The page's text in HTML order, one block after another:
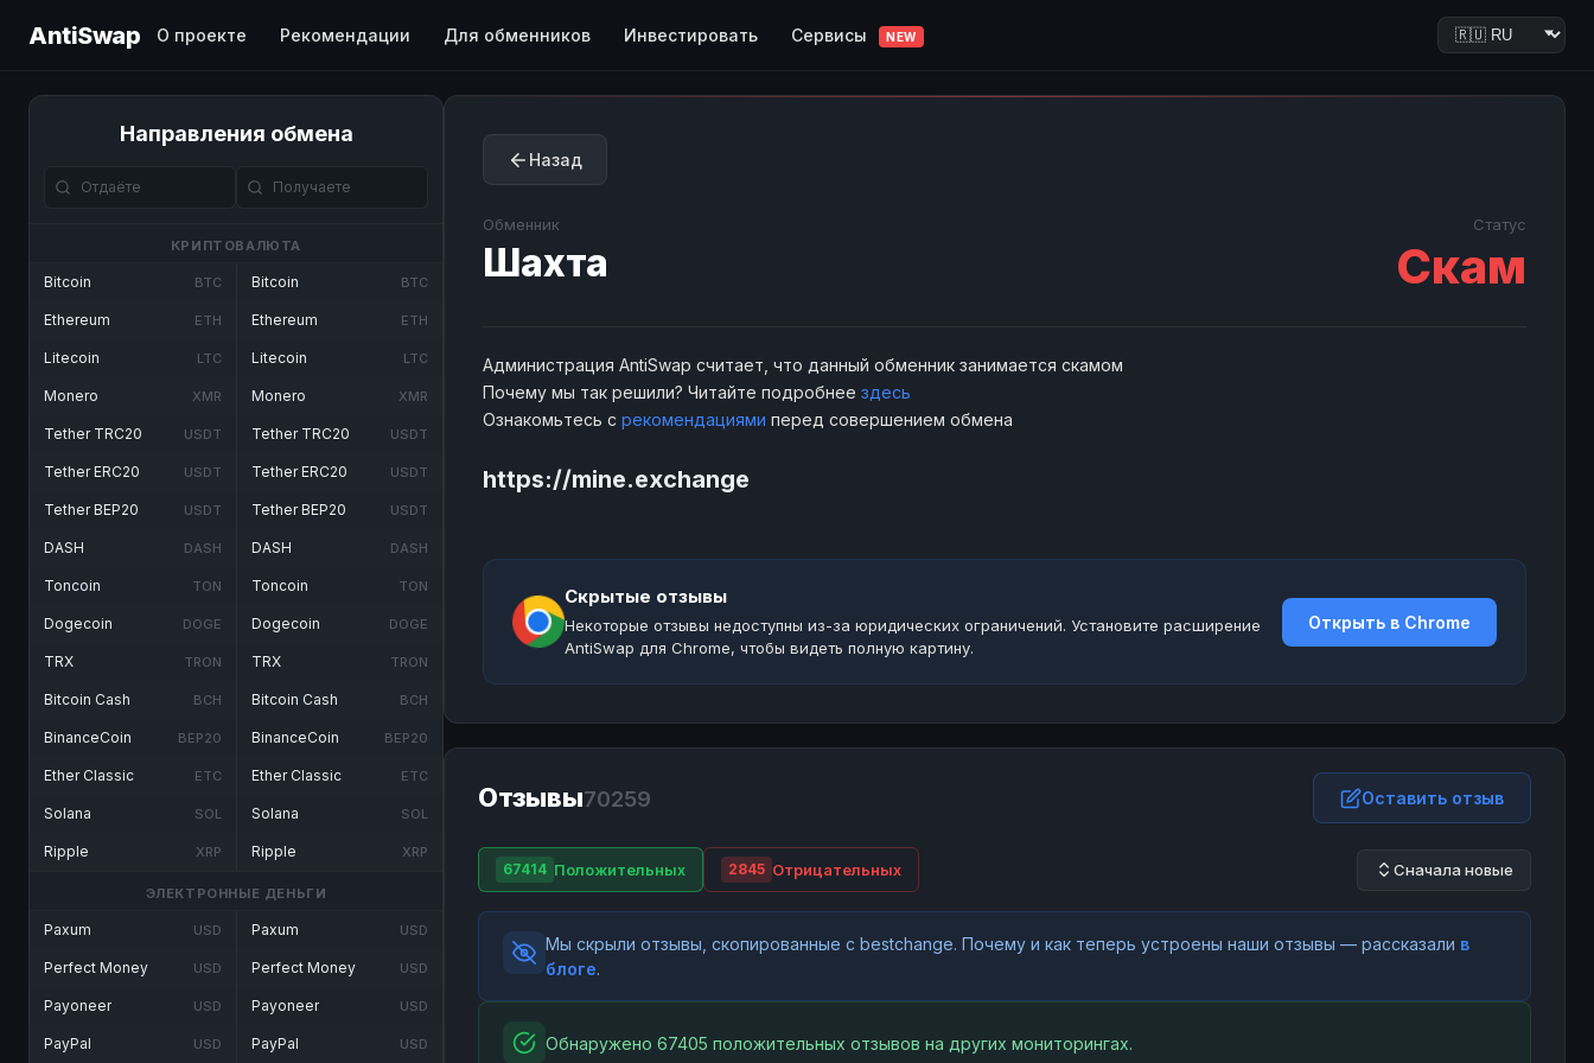
AntiSwap О проекте Рекомендации Для обменников Инвестировать Сервисы NEW
Направления обмена
КРИПТОВАЛЮТА
Bitcoin BTC
Ethereum ETH
Litecoin LTC
Monero XMR
Tether TRC20 USDT
Tether ERC20 USDT
Tether BEP20 USDT
DASH DASH
Toncoin TON
Dogecoin DOGE
TRX TRON
Bitcoin Cash BCH
BinanceCoin BEP20
Ether Classic ETC
Solana SOL
Ripple XRP
Bitcoin BTC
Ethereum ETH
Litecoin LTC
Monero XMR
Tether TRC20 USDT
Tether ERC20 USDT
Tether BEP20 USDT
DASH DASH
Toncoin TON
Dogecoin DOGE
TRX TRON
Bitcoin Cash BCH
BinanceCoin BEP20
Ether Classic ETC
Solana SOL
Ripple XRP
ЭЛЕКТРОННЫЕ ДЕНЬГИ
Paxum USD
Perfect Money USD
Payoneer USD
PayPal USD
Paxum USD
Perfect Money USD
Payoneer USD
PayPal USD
Назад
Обменник
Шахта
Статус
Скам
Администрация AntiSwap считает, что данный обменник занимается скамом
Почему мы так решили? Читайте подробнее здесь
Ознакомьтесь с рекомендациями перед совершением обмена
https://mine.exchange
Скрытые отзывы
Некоторые отзывы недоступны из-за юридических ограничений. Установите расширение
AntiSwap для Chrome, чтобы видеть полную картину.
Открыть в Chrome
Отзывы70259 Оставить отзыв
67414 Положительных 2845 Отрицательных Сначала новые
Мы скрыли отзывы, скопированные с bestchange. Почему и как теперь устроены наши отзывы — рассказали в
блоге.
Обнаружено 67405 положительных отзывов на других мониторингах.